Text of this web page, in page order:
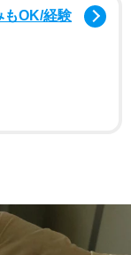
もOK/経験